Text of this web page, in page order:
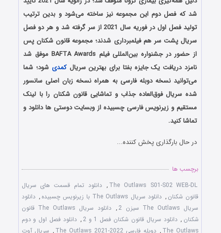
شد که فصل دوم این مجموعه نیز ساخته می‌شود و بدین ترتیب
تولید فصل اول در فوریه سال 2021 از سر گرفته شد و هر دو فصل
سریال پشت سر هم فیلمبرداری شدند؛ مجموعه قانون شکنان پس
از حضور در جشنواره بین‌المللی فیلم BAFTA Awards موفق شد
نامزد دریافت یک جایزه بفتا برای بهترین سریالکمدی شود؛ شما
می‌توانید نسخه دوبله فارسی به همراه نسخه زبان اصلی سانسور
شده سریال فوق‌العاده جذاب و تماشایی قانون شکنان را با لینک
مستقیم و زیرنویس فارسی چسبیده از وبسایت دوستی ها دانلود و
تماشا کنید.
در حال بارگذاری پخش کننده...
برچسب ها
The Outlaws S01-S02 WEB-DL
, دانلود تمام قسمت های سریال
قانون شکنان , دانلود سریال The Outlaws با زیرنویس چسبیده , دانلود
سریال The Outlaws سیزن 2
,
دانلود سریال The Outlaws قانون
شکنان , دانلود سریال قانون شکنان فصل 1 و 2 , دانلود فصل اول و دوم
The Outlaws
, دوبله فارسی The Outlaws 2021-2022 , سریال آوت‌